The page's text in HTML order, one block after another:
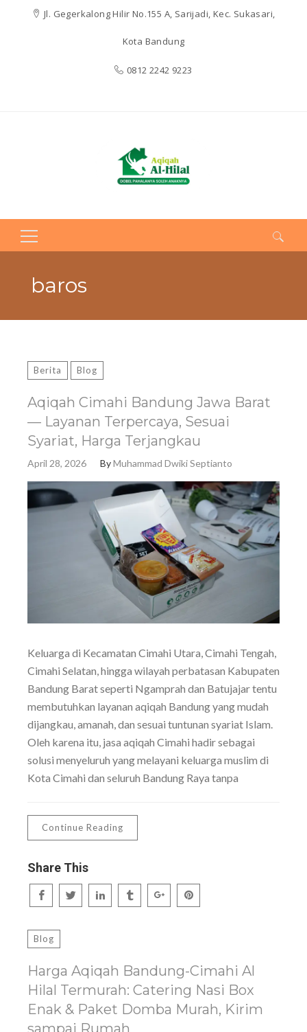
Jl. Gegerkalong Hilir No.155 A, Sarijadi, Kec. Sukasari,
Kota Bandung
0812 2242 9223
Search
baros
Berita Blog
Aqiqah Cimahi Bandung Jawa Barat
— Layanan Terpercaya, Sesuai
Syariat, Harga Terjangkau
April 28, 2026 ByMuhammad Dwiki Septianto
Keluarga di Kecamatan Cimahi Utara, Cimahi Tengah,
Cimahi Selatan, hingga wilayah perbatasan Kabupaten
Bandung Barat seperti Ngamprah dan Batujajar tentu
membutuhkan layanan aqiqah Bandung yang mudah
dijangkau, amanah, dan sesuai tuntunan syariat Islam.
Oleh karena itu, jasa aqiqah Cimahi hadir sebagai
solusi menyeluruh yang melayani keluarga muslim di
Kota Cimahi dan seluruh Bandung Raya tanpa
Continue Reading
Share This
Blog
Harga Aqiqah Bandung-Cimahi Al
Hilal Termurah: Catering Nasi Box
Enak & Paket Domba Murah, Kirim
sampai Rumah